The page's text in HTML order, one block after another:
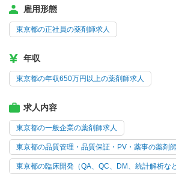
雇用形態
東京都の正社員の薬剤師求人
年収
東京都の年収650万円以上の薬剤師求人
求人内容
東京都の一般企業の薬剤師求人
東京都の品質管理・品質保証・PV・薬事の薬剤
東京都の臨床開発（QA、QC、DM、統計解析な